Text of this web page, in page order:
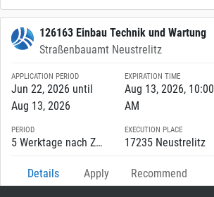
126163 Einbau Technik und Wartung
Straßenbauamt Neustrelitz
APPLICATION PERIOD
Jun 22, 2026 until
Aug 13, 2026
EXPIRATION TIME
Aug 13, 2026, 10:00
AM
PERIOD
5 Werktage nach Zuschlag until 31.12.2031
EXECUTION PLACE
17235 Neustrelitz
Details Apply Recommend